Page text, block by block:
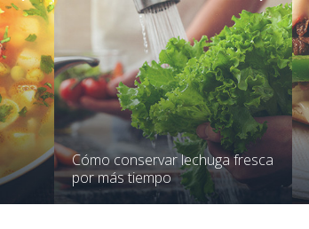
Cómo conservar lechuga fresca
por más tiempo